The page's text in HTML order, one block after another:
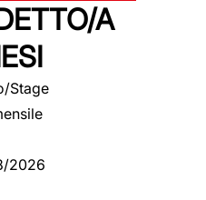
A
Stage
2026